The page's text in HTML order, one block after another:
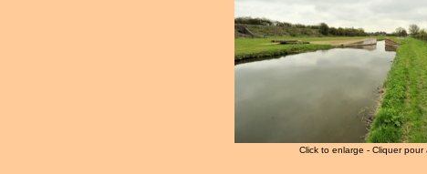
Click to enlarge - Cliquer pour